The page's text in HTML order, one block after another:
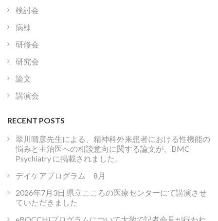
検討会
病棟
研修会
研究会
論文
講演会
RECENT POSTS
翠川晴彦先生による、精神科外来患者における性機能の
悩みと主治医への相談意向に関する論文が、BMC
Psychiatry に掲載されました。
デイケアプログラム 8月
2026年7月3日 県立こころの医療センターにて講演させ
ていただきました
eBOCCHIプログラムについて大学で記者会見が行われ